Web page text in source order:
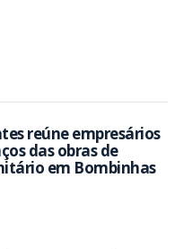
reúne empresários
das obras de
em Bombinhas